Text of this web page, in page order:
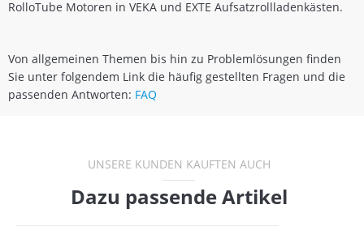
RolloTube Motoren in VEKA und EXTE Aufsatzrollladenkästen.
Von allgemeinen Themen bis hin zu Problemlösungen finden
Sie unter folgendem Link die häufig gestellten Fragen und die
passenden Antworten: FAQ
UNSERE KUNDEN KAUFTEN AUCH
Dazu passende Artikel